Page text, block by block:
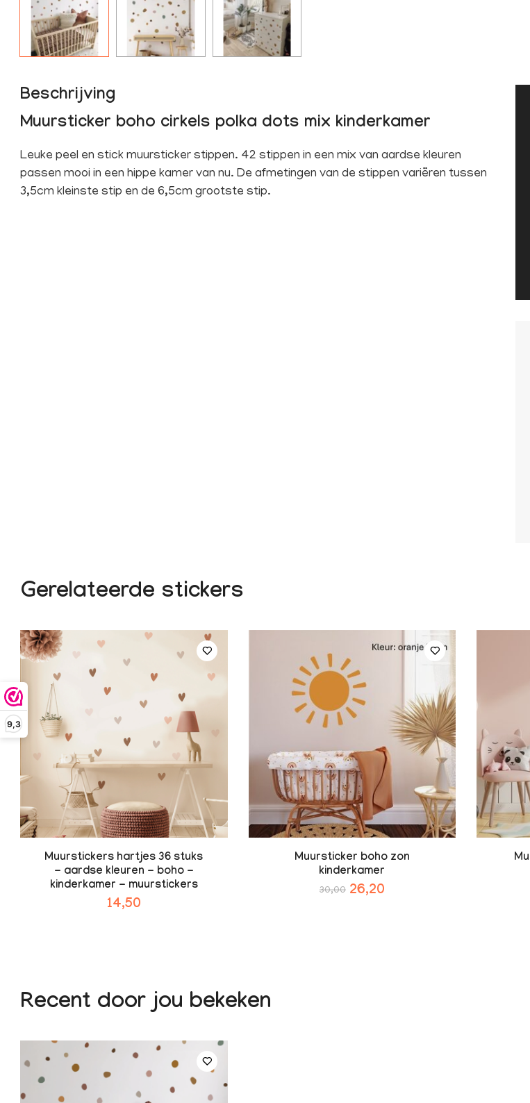
9,3
Beschrijving
Muursticker boho cirkels polka dots mix kinderkamer
Leuke peel en stick muursticker stippen. 42 stippen in een mix van aardse kleuren
passen mooi in een hippe kamer van nu. De afmetingen van de stippen variëren tussen
3,5cm kleinste stip en de 6,5cm grootste stip.
Gerelateerde stickers
Muurstickers hartjes 36 stuks
- aardse kleuren - boho -
kinderkamer - muurstickers
14,50
Muursticker boho zon
kinderkamer
30,00 26,20
Recent door jou bekeken